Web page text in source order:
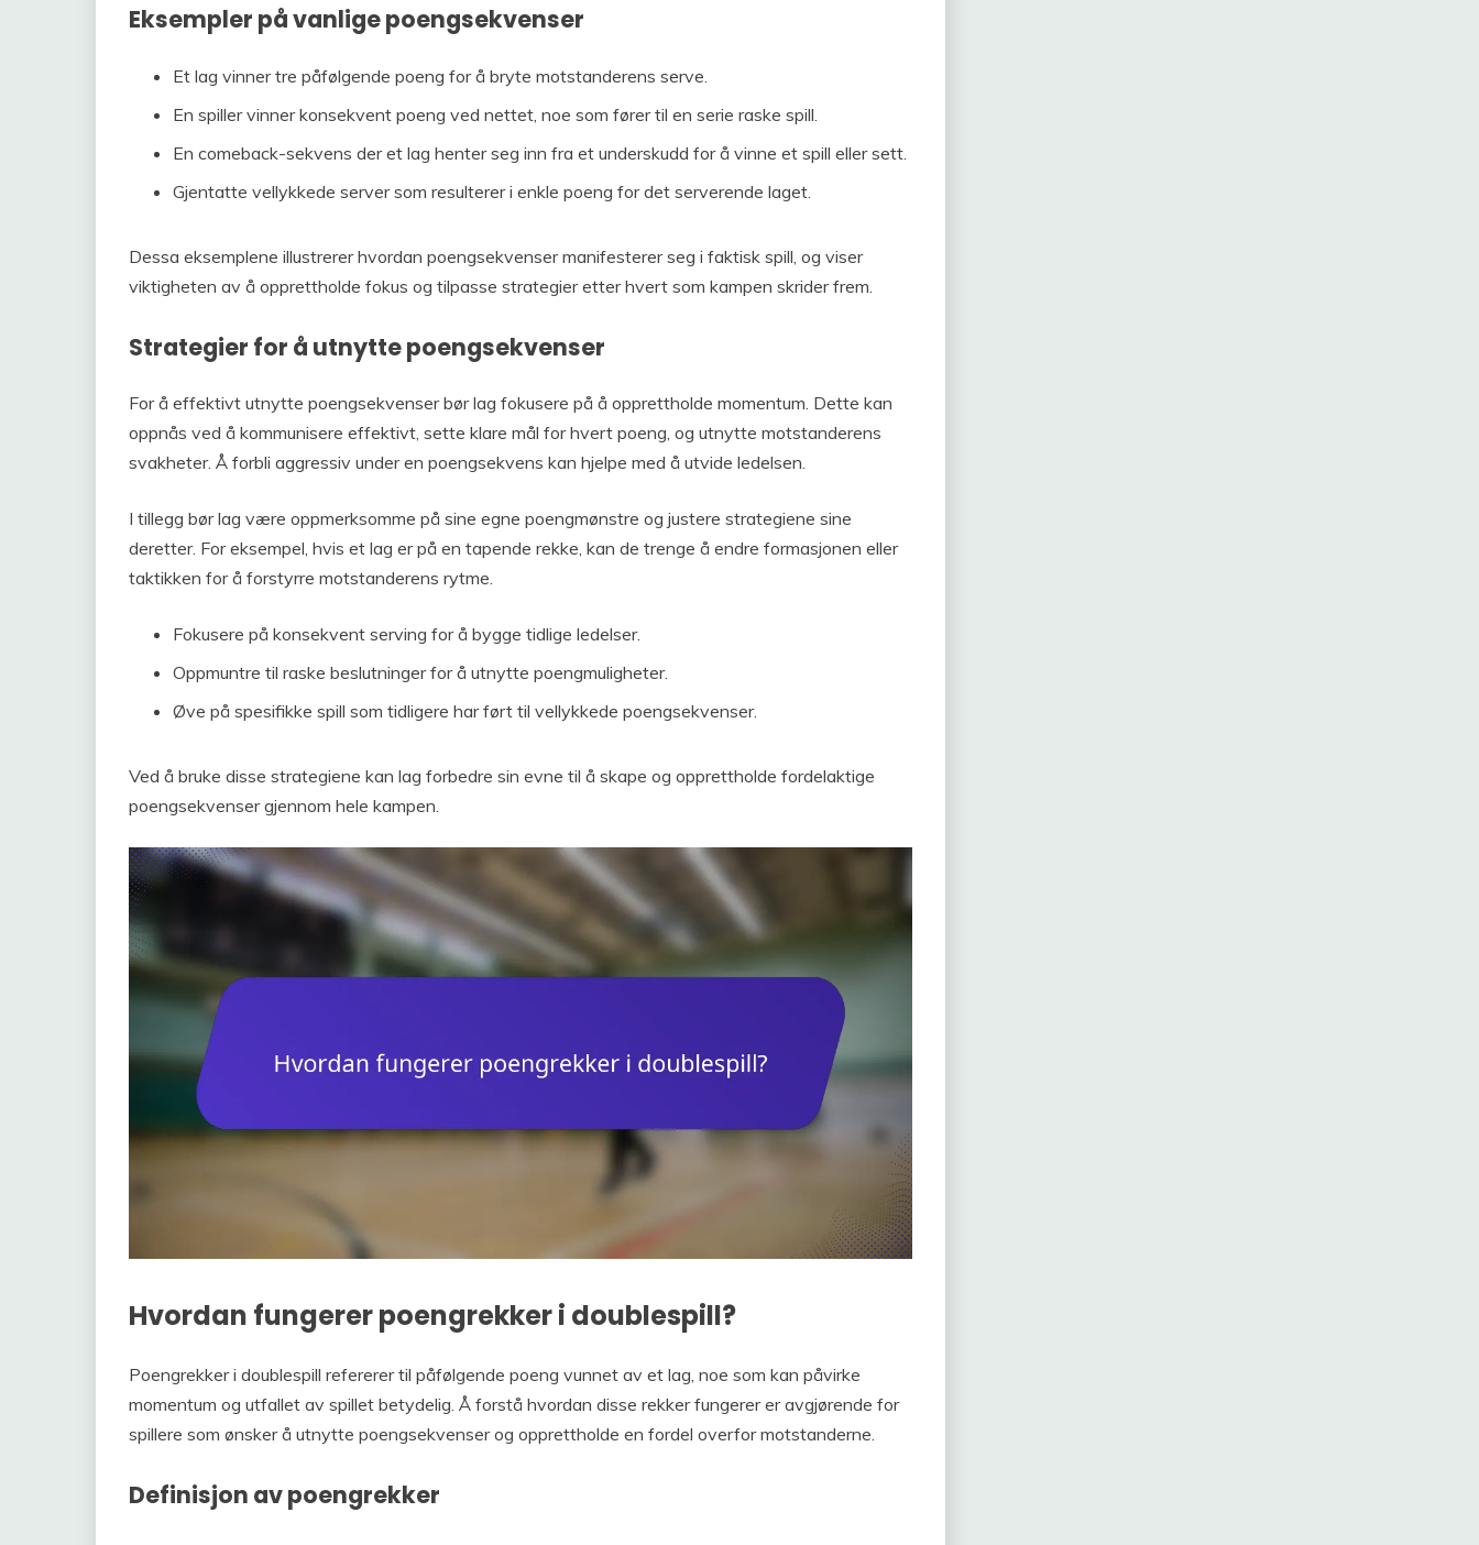
Eksempler på vanlige poengsekvenser
Et lag vinner tre påfølgende poeng for å bryte motstanderens serve.
En spiller vinner konsekvent poeng ved nettet, noe som fører til en serie raske spill.
En comeback-sekvens der et lag henter seg inn fra et underskudd for å vinne et spill eller sett.
Gjentatte vellykkede server som resulterer i enkle poeng for det serverende laget.
Dessa eksemplene illustrerer hvordan poengsekvenser manifesterer seg i faktisk spill, og viser
viktigheten av å opprettholde fokus og tilpasse strategier etter hvert som kampen skrider frem.
Strategier for å utnytte poengsekvenser
For å effektivt utnytte poengsekvenser bør lag fokusere på å opprettholde momentum. Dette kan
oppnås ved å kommunisere effektivt, sette klare mål for hvert poeng, og utnytte motstanderens
svakheter. Å forbli aggressiv under en poengsekvens kan hjelpe med å utvide ledelsen.
I tillegg bør lag være oppmerksomme på sine egne poengmønstre og justere strategiene sine
deretter. For eksempel, hvis et lag er på en tapende rekke, kan de trenge å endre formasjonen eller
taktikken for å forstyrre motstanderens rytme.
Fokusere på konsekvent serving for å bygge tidlige ledelser.
Oppmuntre til raske beslutninger for å utnytte poengmuligheter.
Øve på spesifikke spill som tidligere har ført til vellykkede poengsekvenser.
Ved å bruke disse strategiene kan lag forbedre sin evne til å skape og opprettholde fordelaktige
poengsekvenser gjennom hele kampen.
Hvordan fungerer poengrekker i doublespill?
Poengrekker i doublespill refererer til påfølgende poeng vunnet av et lag, noe som kan påvirke
momentum og utfallet av spillet betydelig. Å forstå hvordan disse rekker fungerer er avgjørende for
spillere som ønsker å utnytte poengsekvenser og opprettholde en fordel overfor motstanderne.
Definisjon av poengrekker